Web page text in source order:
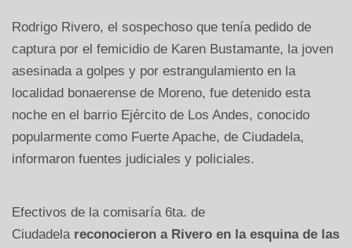
Rodrigo Rivero, el sospechoso que tenía pedido de
captura por el femicidio de Karen Bustamante, la joven
asesinada a golpes y por estrangulamiento en la
localidad bonaerense de Moreno, fue detenido esta
noche en el barrio Ejército de Los Andes, conocido
popularmente como Fuerte Apache, de Ciudadela,
informaron fuentes judiciales y policiales.
Efectivos de la comisaría 6ta. de
Ciudadela reconocieron a Rivero en la esquina de las